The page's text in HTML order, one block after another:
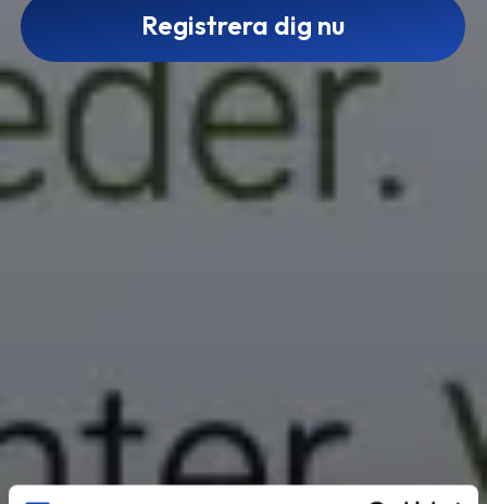
Registrera dig nu